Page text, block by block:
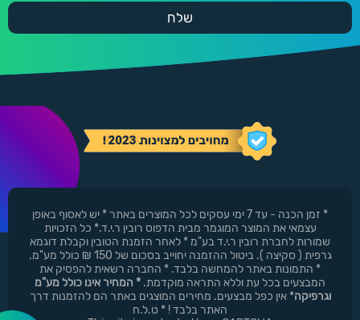
* זמן הכנה - עד 7 ימי עסקים לכל המוצרים באתר * יש לאסוף באופן
עצמאי את המוצר המוגמר מבית הדפוס רובין ר.י.ד.* כל הזכויות
שמורות לחברת רובין ר.י.ד בע"מ * לאחר הזמנת הטובין וקבלת דוגמא
גרפית ( סקיצה ). ביטול ההזמנה יחוייב בסכום של 150 ₪ כולל מע"מ.
* התמונות באתר להמחשה בלבד. * החברה רשאית להפסיק את
המבצעים בכל עת וללא התראה מוקדמת. * המחיר אינו כולל מע"מ
וגרפיקה* אין כפל מבצעים. מחירים המוצגים באתר הם להזמנות דרך
האתר בלבד ! * ט.ל.ח